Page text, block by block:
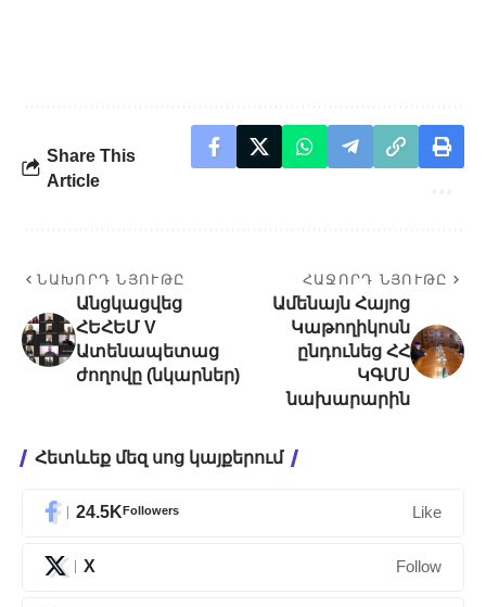
Share This
Article
ՆԱԽՈՐԴ ՆՅՈՒԹԸ
Անցկացվեց
ՀԵՀԵՄ V
Ատենապետաց
ժողովը (նկարներ)
ՀԱՋՈՐԴ ՆՅՈՒԹԸ
Ամենայն Հայոց
Կաթողիկոսն
ընդունեց ՀՀ
ԿԳՄՍ
նախարարին
Հետևեք մեզ սոց կայքերում
24.5KFollowers Like
X Follow